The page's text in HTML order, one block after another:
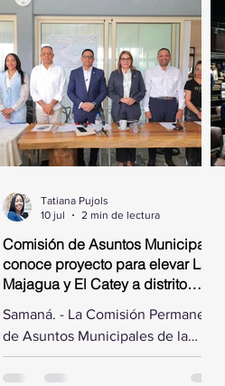
Comisión de Asuntos Municipales
conoce proyecto para elevar La
Majagua y El Catey a distrito
Samaná. - La Comisión Permanente
de Asuntos Municipales de la
Cámara de Diputados, presidida
por el diputado Elías Matos, se
Tatiana Pujols
10 jul
2 min de lectura